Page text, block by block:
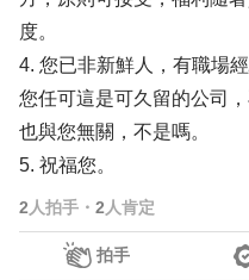
度。
4. 您已非新鮮人，有職場
您任可這是可久留的公司
也與您無關，不是嗎。
5. 祝福您。
2 人拍手 ・ 2 人肯定
拍手